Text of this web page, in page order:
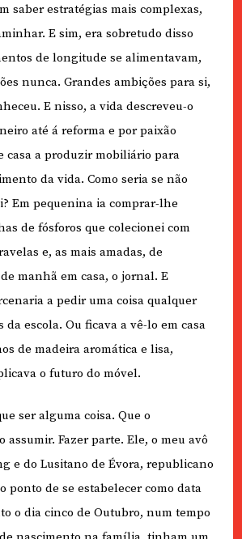
saber estratégias mais complexas,
E sim, era sobretudo disso
de longitude se alimentavam,
nunca. Grandes ambições para si,
E nisso, a vida descreveu-o
até á reforma e por paixão
casa a produzir mobiliário para
da vida. Como seria se não
Em pequenina ia comprar-lhe
de fósforos que colecionei com
e, as mais amadas, de
manhã em casa, o jornal. E
a pedir uma coisa qualquer
da escola. Ou ficava a vê-lo em casa
de madeira aromática e lisa,
o futuro do móvel.
ser alguma coisa. Que o
assumir. Fazer parte. Ele, o meu avô
e do Lusitano de Évora, republicano
ponto de se estabelecer como data
o dia cinco de Outubro, num tempo